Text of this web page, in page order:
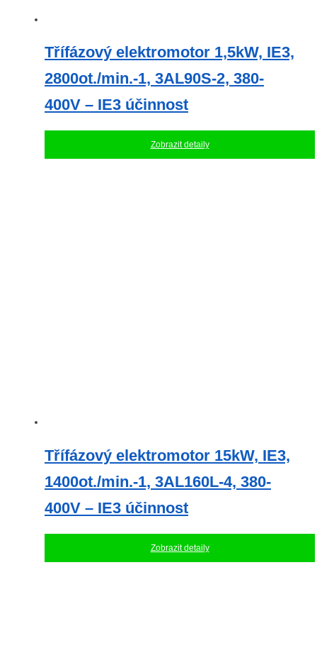
Třífázový elektromotor 1,5kW, IE3,
2800ot./min.-1, 3AL90S-2, 380-
400V – IE3 účinnost
Zobrazit detaily
Třífázový elektromotor 15kW, IE3,
1400ot./min.-1, 3AL160L-4, 380-
400V – IE3 účinnost
Zobrazit detaily